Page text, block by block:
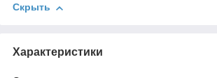
Скрыть
Характеристики